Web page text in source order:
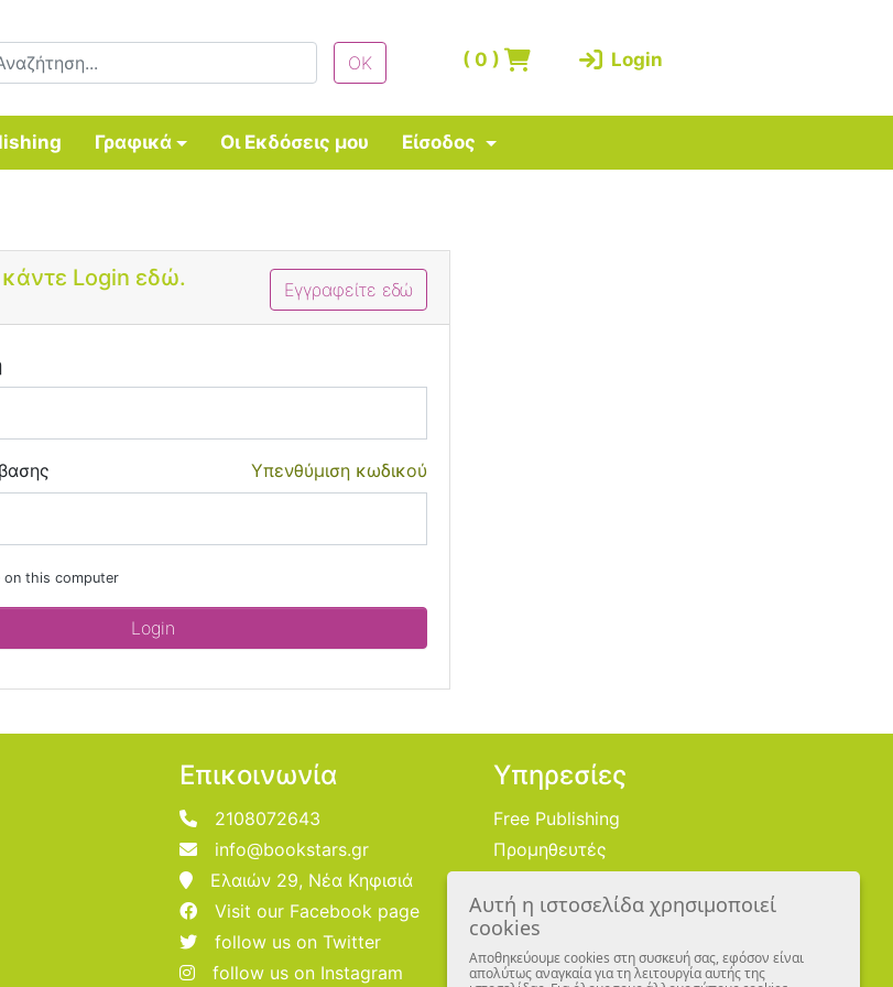
(0 ) Login
Γραφικά Οι Εκδόσεις μου Είσοδος
Εγγραφείτε εδώ
Login εδώ.
Υπενθύμιση κωδικού
on this computer
Επικοινωνία
2108072643
info@bookstars.gr
Ελαιών 29, Νέα Κηφισιά
Visit our Facebook page
follow us on Twitter
follow us on Instagram
Υπηρεσίες
Free Publishing
Προμηθευτές
Εικονογράφοι
Αυτή η ιστοσελίδα χρησιμοποιεί
cookies
Αποθηκεύουμε cookies στη συσκευή σας, εφόσον είναι
απολύτως αναγκαία για τη λειτουργία αυτής της